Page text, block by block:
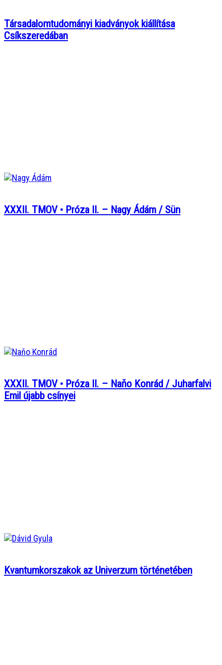
Társadalomtudományi kiadványok kiállítása
Csíkszeredában
XXXII. TMOV • Próza II. – Nagy Ádám / Sün
XXXII. TMOV • Próza II. – Naňo Konrád / Juharfalvi
Emil újabb csínyei
Kvantumkorszakok az Univerzum történetében